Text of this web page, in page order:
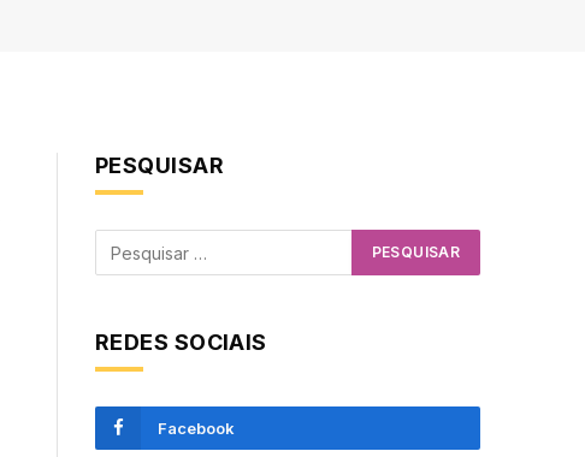
PESQUISAR
REDES SOCIAIS
Facebook